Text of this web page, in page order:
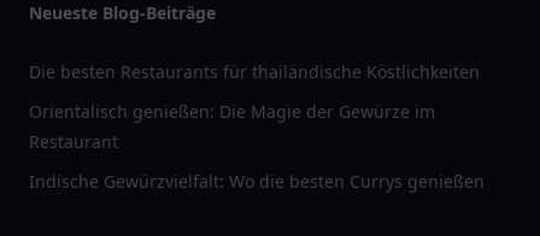
Neueste Blog-Beiträge
Die besten Restaurants für thailändische Köstlichkeiten
Orientalisch genießen: Die Magie der Gewürze im
Restaurant
Indische Gewürzvielfalt: Wo die besten Currys genießen